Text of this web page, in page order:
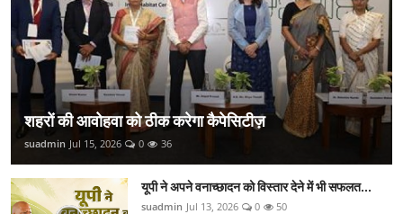
शहरों की आवोहवा को ठीक करेगा कैपेसिटीज़
suadmin Jul 15, 2026 0 36
यूपी ने अपने वनाच्छादन को विस्तार देने में भी सफलत...
suadmin Jul 13, 2026 0 50